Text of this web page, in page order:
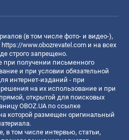
(в том числе фото- и видео-),
https://www.obozrevatel.com и на всех
строго запрещено.
при получении письменного
и при условии обязательной
интернет-изданий - при
на их использование и при
открытой для поисковых
OBOZ.UA по ссылке
которой размещен оригинальный
в том числе интервью, статьи,